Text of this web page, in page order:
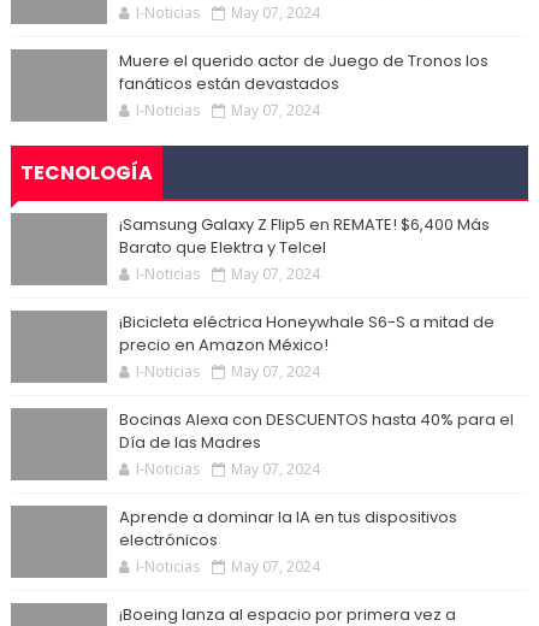
I-Noticias May 07, 2024
Muere el querido actor de Juego de Tronos los
fanáticos están devastados
I-Noticias May 07, 2024
TECNOLOGÍA
¡Samsung Galaxy Z Flip5 en REMATE! $6,400 Más
Barato que Elektra y Telcel
I-Noticias May 07, 2024
¡Bicicleta eléctrica Honeywhale S6-S a mitad de
precio en Amazon México!
I-Noticias May 07, 2024
Bocinas Alexa con DESCUENTOS hasta 40% para el
Día de las Madres
I-Noticias May 07, 2024
Aprende a dominar la IA en tus dispositivos
electrónicos
I-Noticias May 07, 2024
¡Boeing lanza al espacio por primera vez a